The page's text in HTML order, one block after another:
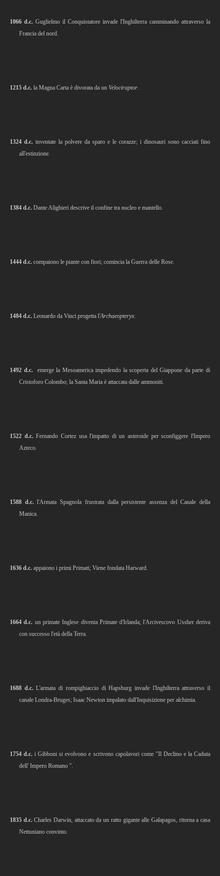
1066 d.c. Guglielmo il Conquistatore invade l'Inghilterra camminando attraverso la
Francia del nord.
1215 d.c. la Magna Carta è divorata da un Velociraptor.
1324 d.c. inventate la polvere da sparo e le corazze; i dinosauri sono cacciati fino
all'estinzione.
1384 d.c. Dante Alighieri descrive il confine tra nucleo e mantello.
1444 d.c. compaiono le piante con fiori; comincia la Guerra delle Rose.
1484 d.c. Leonardo da Vinci progetta l'Archaeopteryx.
1492 d.c.
emerge la Mesoamerica impedendo la scoperta del Giappone da parte di
Cristoforo Colombo; la Santa Maria è attaccata dalle ammoniti.
1522 d.c.Fernando Cortez usa l'impatto di un asteroide per sconfiggere l'Impero
Azteco.
1588 d.c.l'Armata Spagnola frustrata dalla persistente assenza del Canale della
Manica.
1636 d.c. appaiono i primi Primati; Viene fondata Harward.
1664 d.c. un primate Inglese diventa Primate d'Irlanda; l'Arcivescovo Ussher deriva
con successo l'età della Terra.
1688 d.c.L'armata di rompighiaccio di Hapsburg invade l'Inghilterra attraverso il
canale Londra-Bruges; Isaac Newton impalato dall'Inquisizione per alchimia.
1754 d.c. i Gibboni si evolvono e scrivono capolavori come "Il Declino e la Caduta
dell' Impero Romano ".
1835 d.c.Charles Darwin, attaccato da un ratto gigante alle Galapagos, ritorna a casa
Nettuniano convinto.